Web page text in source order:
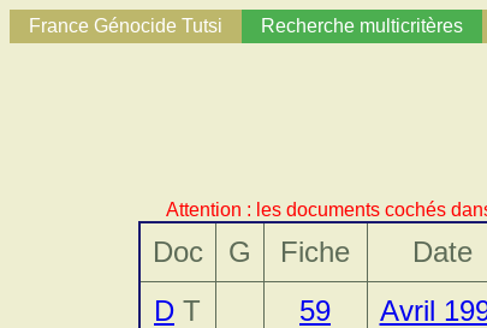
France Génocide Tutsi Recherche multicritères
Attention : les documents cochés
Doc G Fiche Date
D T 59 Avril